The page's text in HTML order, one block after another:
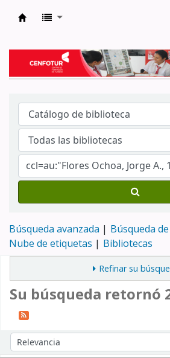
Búsqueda avanzada
Búsqueda
Nube de etiquetas
Bibliotecas
Refinar su
Su búsqueda retornó
Ordenar por: